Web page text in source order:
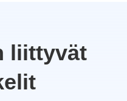
liittyvät